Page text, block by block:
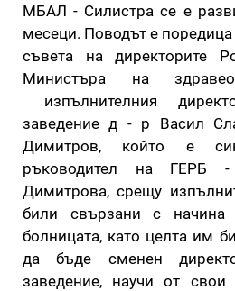
МБАЛ - Силистра се е
месеци. Поводът е поредица
съвета на директорите
Министъра на
изпълнителния
заведение д - р Васил
Димитров, който е
ръководител на ГЕРБ
Димитрова, срещу
били свързани с начина
болницата, като целта им
да бъде сменен
заведение, научи от свои